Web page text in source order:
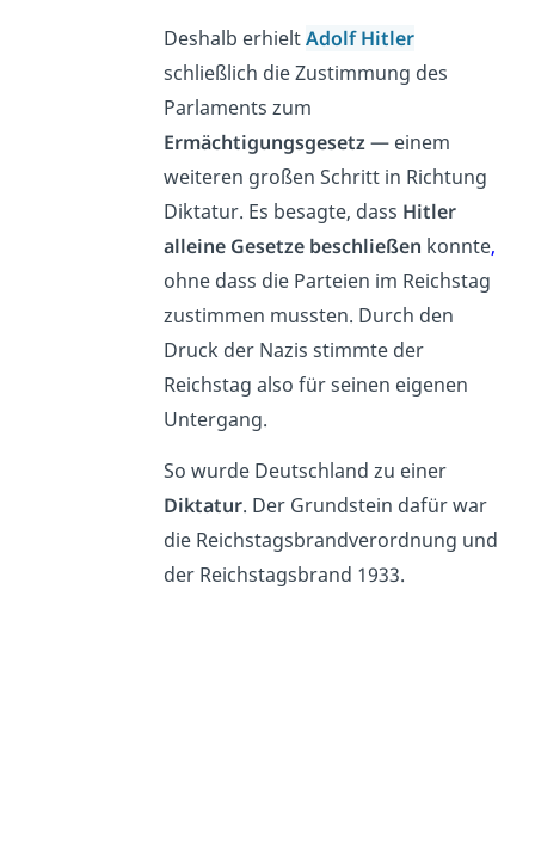
Deshalb erhieltAdolf Hitler
schließlich die Zustimmung des
Parlaments zum
Ermächtigungsgesetz— einem
weiteren großen Schritt in Richtung
Diktatur. Es besagte, dass Hitler
alleine Gesetze beschließen konnte,
ohne dass die Parteien im Reichstag
zustimmen mussten. Durch den
Druck der Nazis stimmte der
Reichstag also für seinen eigenen
Untergang.
So wurde Deutschland zu einer
Diktatur. Der Grundstein dafür war
die Reichstagsbrandverordnung und
der Reichstagsbrand 1933.